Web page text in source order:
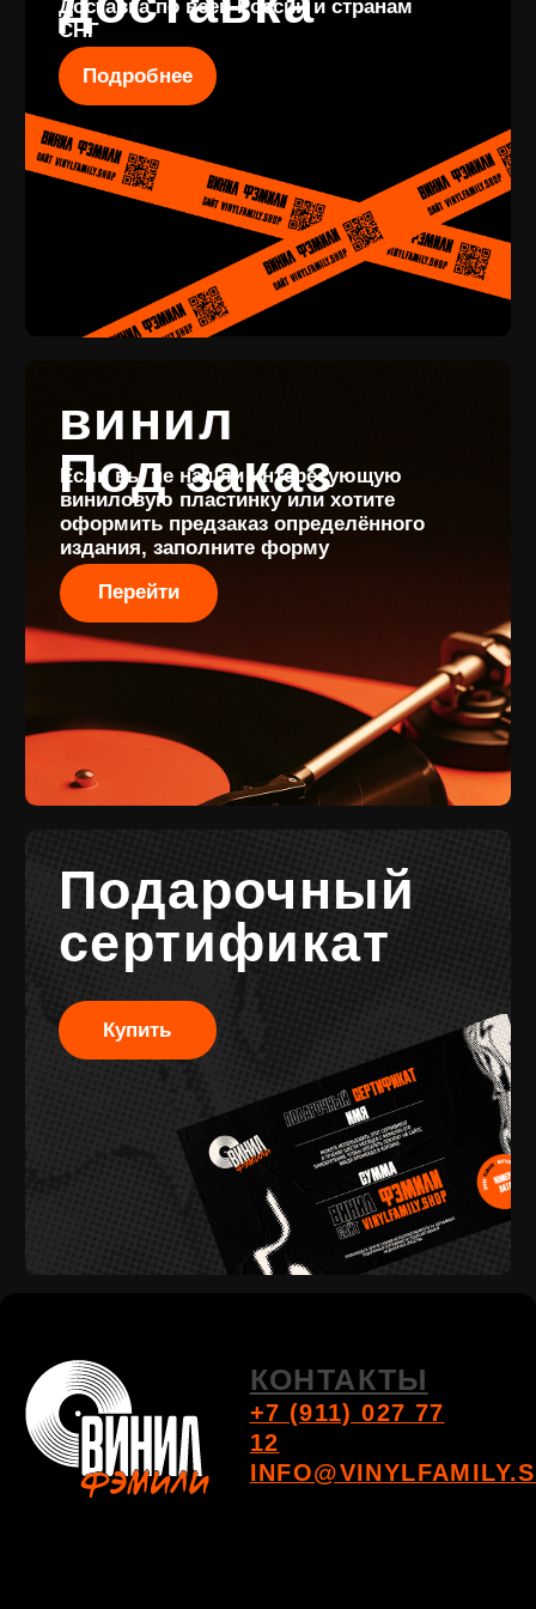
© 2017-2026 ВИНИЛ
ФЭМИЛИ
Разработка
сайта
брендинга
КОНТАКТЫ
+7 (911) 027 77
INFO@VINYLFAMILY.SHOP
КЛИЕНТАМ
Под заказ
Оплата и
доставка
Отзывы
Публичная оферта
Политика
конфиденциальности
КАТАЛОГ
Новые
поступления
Предзаказы
Скидки
Винил с
историей
Аксессуары
Подарочные
сертификаты